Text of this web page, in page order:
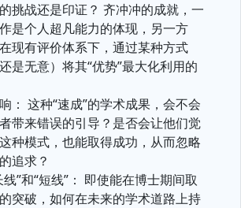
挑战还是印证？ 齐冲冲的成就，一
是个人超凡能力的体现，另一方
现有评价体系下，通过某种方式
是无意）将其“优势”最大化利用的
： 这种“速成”的学术成果，会不会
带来错误的引导？是否会让他们觉
种模式，也能取得成功，从而忽略
追求？
”和“短线”： 即使能在博士期间取
突破，如何在未来的学术道路上持